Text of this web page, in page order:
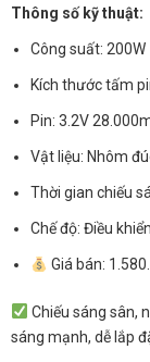
Thông số kỹ thuật:
Công suất: 200W
Kích thước tấm
Pin: 3.2V
Vật liệu: Nhôm
Thời gian chiếu
Chế độ: Điều
Giá bán:
Chiếu sáng sân,
sáng mạnh, dễ lắp